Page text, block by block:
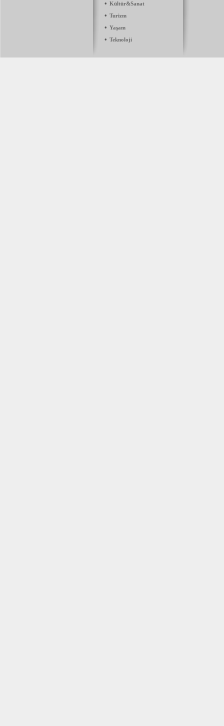
• Kültür&Sanat
• Turizm
• Yaşam
• Teknoloji